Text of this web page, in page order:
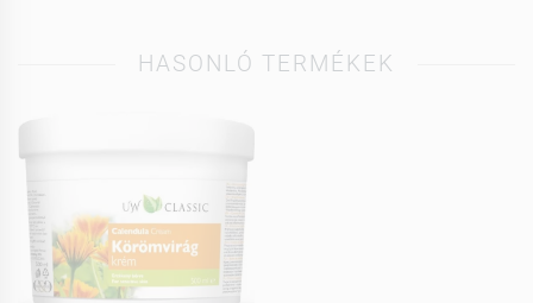
HASONLÓ TERMÉKEK